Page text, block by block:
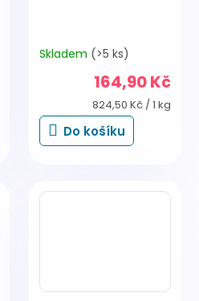
Skladem (>5 ks)
164,90 Kč
Měrná
cena:
824,50 Kč / 1 kg
Do košíku